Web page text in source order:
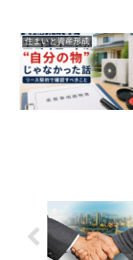
住まいと資産形成